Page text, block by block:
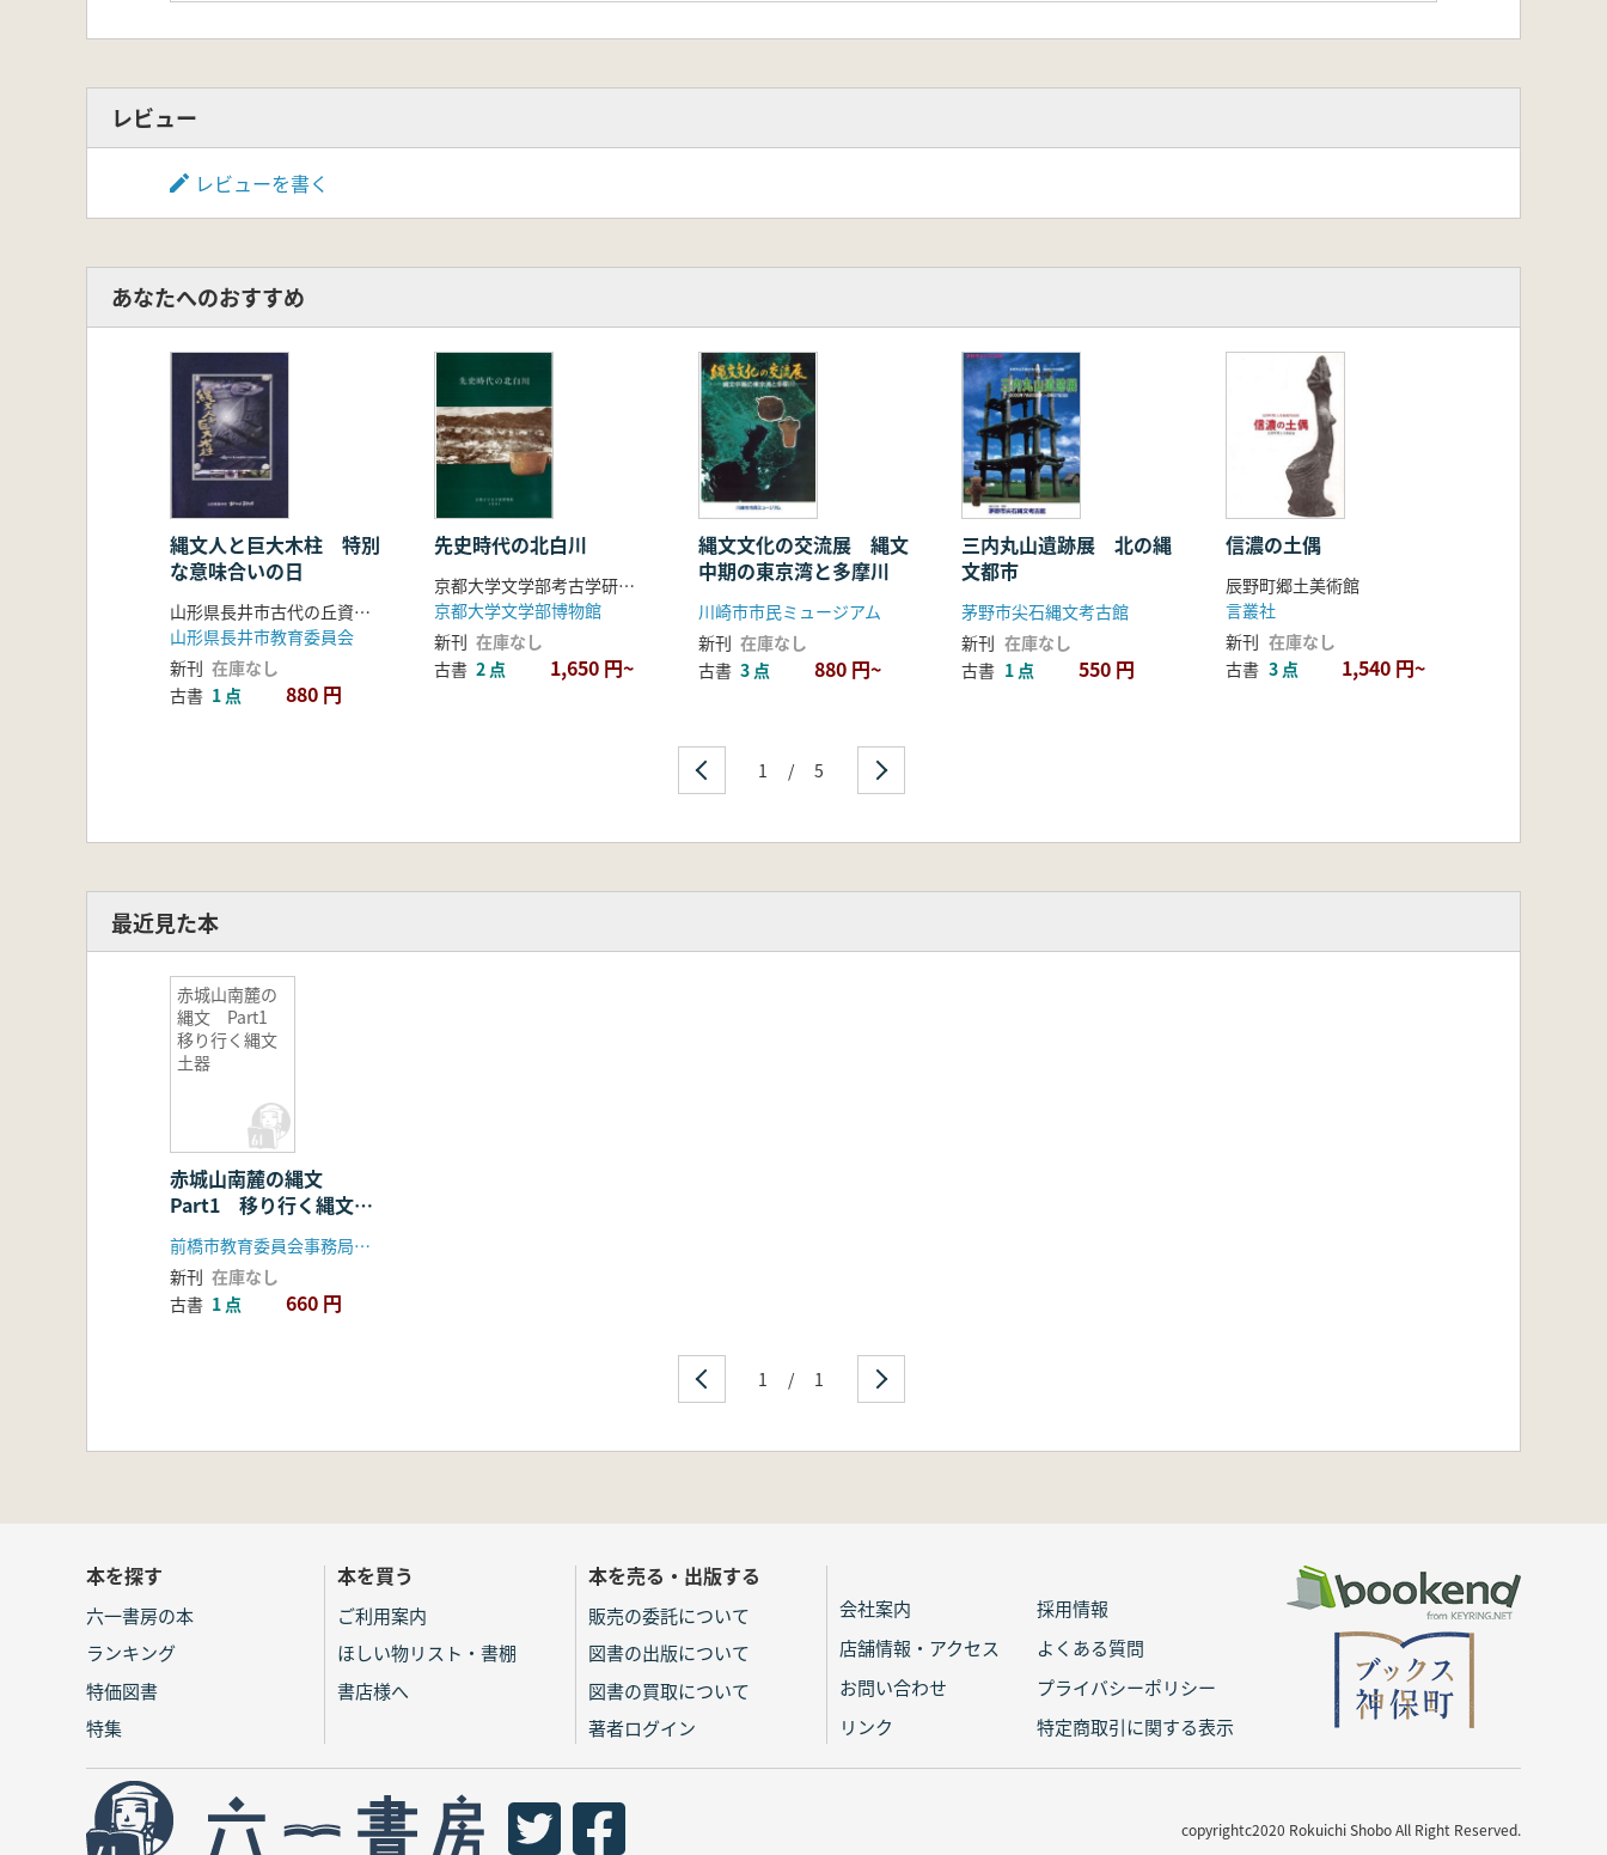
レビュー
レビューを書く
あなたへのおすすめ
縄文人と巨大木柱 特別
な意味合いの日
山形県長井市古代の丘資料館
山形県長井市教育委員会
新刊 在庫なし
古書 1 点 880 円
先史時代の北白川
京都大学文学部考古学研究室 京都大学埋蔵文化財研究センター 編
京都大学文学部博物館
新刊 在庫なし
古書 2 点 1,650 円~
縄文文化の交流展 縄文
中期の東京湾と多摩川
川崎市市民ミュージアム
新刊 在庫なし
古書 3 点 880 円~
三内丸山遺跡展 北の縄
文都市
茅野市尖石縄文考古館
新刊 在庫なし
古書 1 点 550 円
信濃の土偶
辰野町郷土美術館
言叢社
新刊 在庫なし
古書 3 点 1,540 円~
1 / 5
最近見た本
赤城山南麓の
縄文 Part1
移り行く縄文
土器
赤城山南麓の縄文
Part1 移り行く縄文土
器
前橋市教育委員会事務局文化財保護課
新刊 在庫なし
古書 1 点 660 円
1 / 1
本を探す
六一書房の本
ランキング
特価図書
特集
本を買う
ご利用案内
ほしい物リスト・書棚
書店様へ
本を売る・出版する
販売の委託について
図書の出版について
図書の買取について
著者ログイン
会社案内
採用情報
店舗情報・アクセス
よくある質問
お問い合わせ
プライバシーポリシー
リンク
特定商取引に関する表示
copyrightc2020 Rokuichi Shobo All Right Reserved.